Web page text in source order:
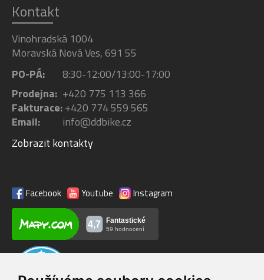
Kontakt
Vinohradská 1004
Moravská Nová Ves, 691 55
PO-PÁ:
8:30-12:00/13:00-17:00
Prodejna: +420 775 113 366
Fakturace:+420 774 559 565
Email:
info@ddbike.cz
Zobrazit kontakty
Facebook Youtube Instagram